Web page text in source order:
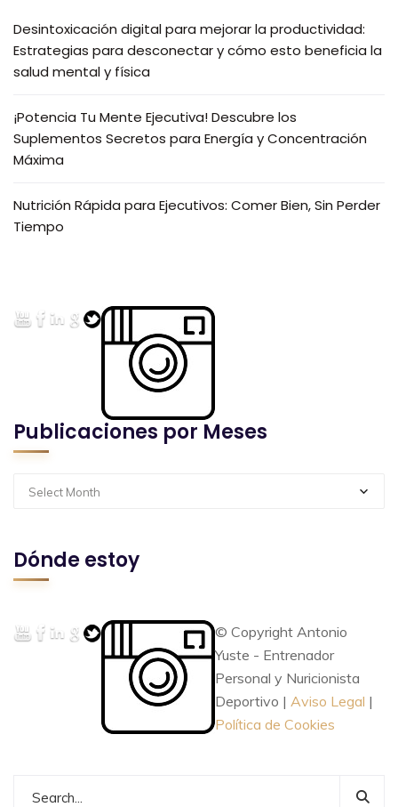
Desintoxicación digital para mejorar la productividad:
Estrategias para desconectar y cómo esto beneficia la
salud mental y física
¡Potencia Tu Mente Ejecutiva! Descubre los
Suplementos Secretos para Energía y Concentración
Máxima
Nutrición Rápida para Ejecutivos: Comer Bien, Sin Perder
Tiempo
Publicaciones por Meses
Select Month
Dónde estoy
© Copyright Antonio
Yuste - Entrenador
Personal y Nuricionista
Deportivo | Aviso Legal |
Política de Cookies